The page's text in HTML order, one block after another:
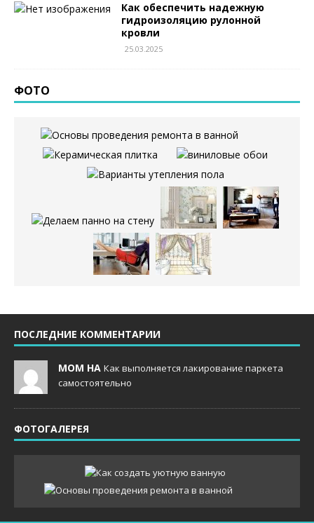
Как обеспечить надежную
гидроизоляцию рулонной
кровли
25.03.2025
ФОТО
ПОСЛЕДНИЕ КОММЕНТАРИИ
MOM НА Как выполняется лакирование паркета
самостоятельно
ФОТОГАЛЕРЕЯ